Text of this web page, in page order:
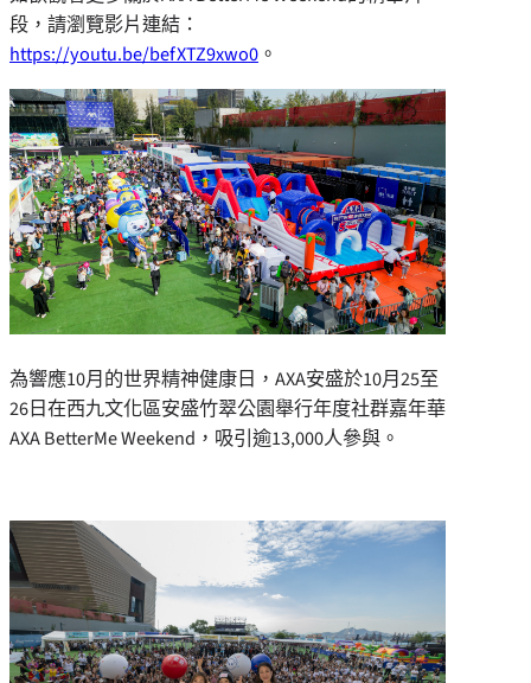
段，請瀏覽影片連結：
https://youtu.be/befXTZ9xwo0 。
為響應10月的世界精神健康日，AXA安盛於10月25至
26日在西九文化區安盛竹翠公園舉行年度社群嘉年華
AXA BetterMe Weekend，吸引逾13,000人參與。